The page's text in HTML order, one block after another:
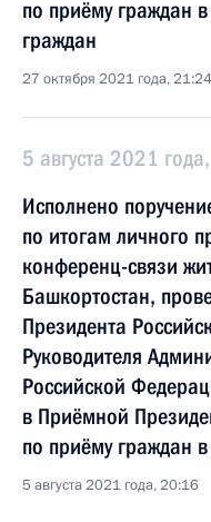
по приёму граждан
граждан
27 октября 2021 года, 21:24
5 августа 2021
Исполнено
по итогам личного
конференц-связи
Башкортостан,
Президента
Руководителя
Российской
в Приёмной
по приёму граждан
5 августа 2021 года, 20:16